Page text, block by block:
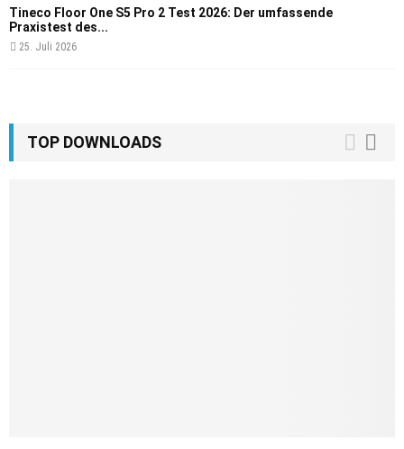
Tineco Floor One S5 Pro 2 Test 2026: Der umfassende
Praxistest des...
25. Juli 2026
TOP DOWNLOADS